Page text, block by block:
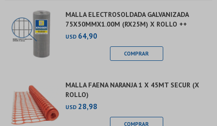
MALLA ELECTROSOLDADA GALVANIZADA
75X50MMX1.00M (RX25M) X ROLLO ++
USD 64,90
MALLA FAENA NARANJA 1 X 45MT SECUR (X
ROLLO)
USD 28,98